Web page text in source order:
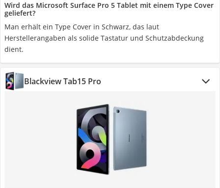
Wird das Microsoft Surface Pro 5 Tablet mit einem Type Cover
geliefert?
Man erhält ein Type Cover in Schwarz, das laut
Herstellerangaben als solide Tastatur und Schutzabdeckung
dient.
Blackview Tab15 Pro